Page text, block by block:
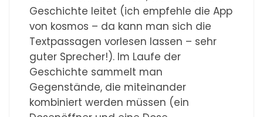
Geschichte leitet (ich empfehle die App
von kosmos – da kann man sich die
Textpassagen vorlesen lassen – sehr
guter Sprecher!). Im Laufe der
Geschichte sammelt man
Gegenstände, die miteinander
kombiniert werden müssen (ein